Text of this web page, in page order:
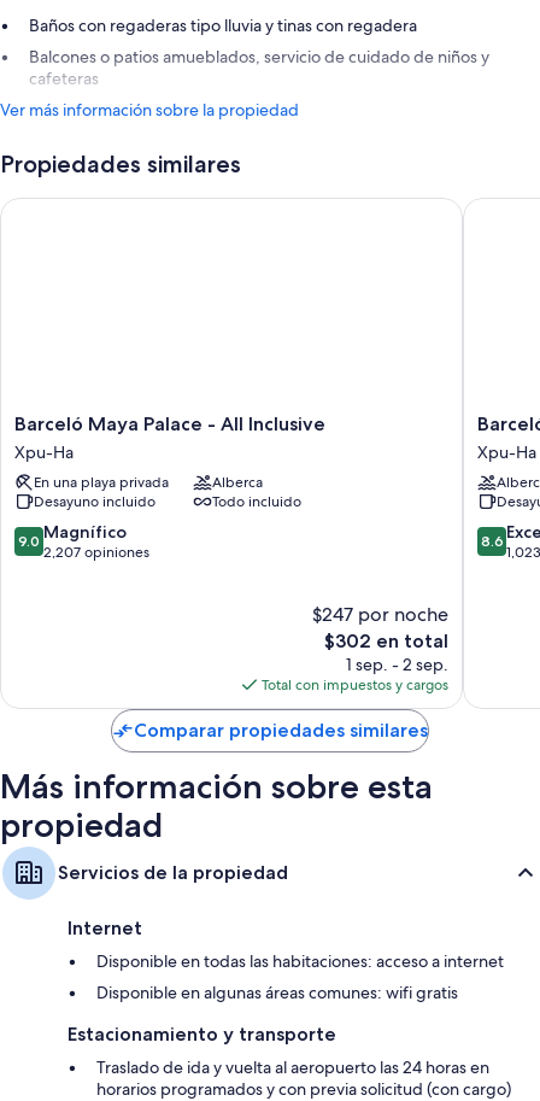
Baños con regaderas tipo lluvia y tinas con regadera
Balcones o patios amueblados, servicio de cuidado de niños y
cafeteras
Ver más información sobre la propiedad
Propiedades similares
Barceló
Maya
Palace
-
All
Inclusive
Xpu-
Barceló Maya Palace - All Inclusive
Xpu-Ha
En una playa privada
Alberca
Desayuno incluido
Todo incluido
9.0
de
9.0 Magnífico
2,207 opiniones
$247 por noche
El
precio
actual
es
de
$302
$302 en total
1 sep. - 2 sep.
Total con impuestos y cargos
Barceló Maya Palace - All Inclusive
Barceló
Maya
Caribe
-
All
Inclusive
Xpu-
Xpu-Ha
8.6
de
8.6
Barceló
Comparar propiedades similares
Más información sobre esta
propiedad
Servicios de la propiedad
Internet
Disponible en todas las habitaciones: acceso a internet
Disponible en algunas áreas comunes: wifi gratis
Estacionamiento y transporte
Traslado de ida y vuelta al aeropuerto las 24 horas en
horarios programados y con previa solicitud (con cargo)